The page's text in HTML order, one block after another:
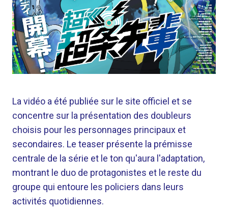
La vidéo a été publiée sur le site officiel et se
concentre sur la présentation des doubleurs
choisis pour les personnages principaux et
secondaires. Le teaser présente la prémisse
centrale de la série et le ton qu'aura l'adaptation,
montrant le duo de protagonistes et le reste du
groupe qui entoure les policiers dans leurs
activités quotidiennes.